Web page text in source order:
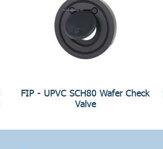
FIP - UPVC SCH80 Wafer Check
Valve